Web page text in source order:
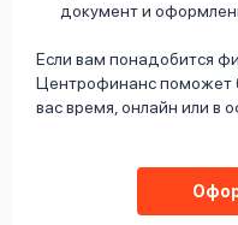
документ и
Если вам понадобится
Центрофинанс поможет
вас время, онлайн или в